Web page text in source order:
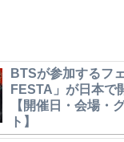
BTSが参加するフ
FESTA」が日本で
【開催日・会場・
ト】